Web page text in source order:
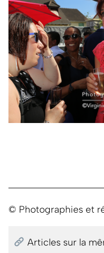
© Photographies et
Articles sur la